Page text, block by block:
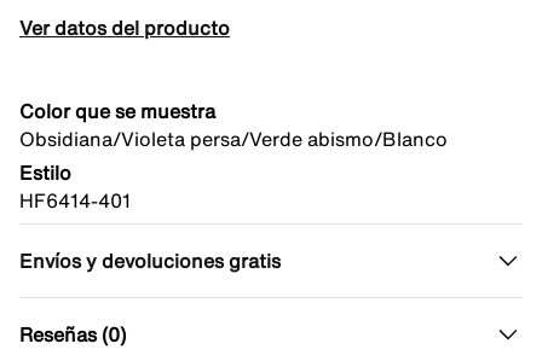
Ver datos del producto
Color que se muestra
Obsidiana/Violeta persa/Verde abismo/Blanco
Estilo
HF6414-401
Envíos y devoluciones gratis
Reseñas (0)